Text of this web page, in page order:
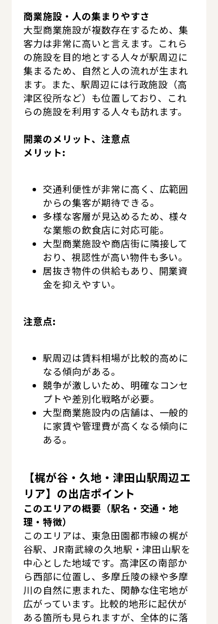
商業施設・人の集まりやすさ
大型商業施設が複数存在するため、集
客力は非常に高いと言えます。これら
の施設を目的地とする人々が駅周辺に
集まるため、自然と人の流れが生まれ
ます。また、駅周辺には行政施設（高
津区役所など）も位置しており、これ
らの施設を利用する人々も訪れます。
開業のメリット、注意点
メリット:
交通利便性が非常に高く、広範囲
からの集客が期待できる。
多様な客層が見込めるため、様々
な業態の飲食店に対応可能。
大型商業施設や商店街に隣接して
おり、視認性が高い物件も多い。
居抜き物件の供給もあり、開業資
金を抑えやすい。
注意点:
駅周辺は賃料相場が比較的高めに
なる傾向がある。
競争が激しいため、明確なコンセ
プトや差別化戦略が必要。
大型商業施設内の店舗は、一般的
に家賃や管理費が高くなる傾向に
ある。
【梶が谷・久地・津田山駅周辺エ
リア】の出店ポイント
このエリアの概要（駅名・交通・地
理・特徴）
このエリアは、東急田園都市線の梶が
谷駅、JR南武線の久地駅・津田山駅を
中心とした地域です。高津区の南部か
ら西部に位置し、多摩丘陵の緑や多摩
川の自然に恵まれた、閑静な住宅地が
広がっています。比較的地形に起伏が
ある箇所も見られますが、全体的に落